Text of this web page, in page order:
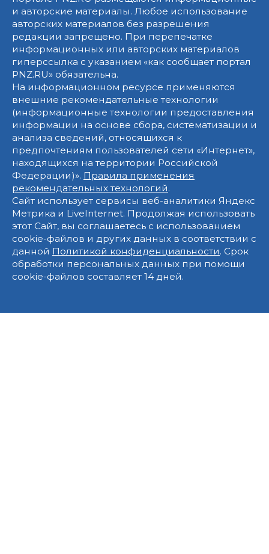
и авторские материалы. Любое использование
авторских материалов без разрешения
редакции запрещено. При перепечатке
информационных или авторских материалов
гиперссылка с указанием «как сообщает портал
PNZ.RU» обязательна.
На информационном ресурсе применяются
внешние рекомендательные технологии
(информационные технологии предоставления
информации на основе сбора, систематизации и
анализа сведений, относящихся к
предпочтениям пользователей сети «Интернет»,
находящихся на территории Российской
Федерации)». Правила применения
рекомендательных технологий.
Сайт использует сервисы веб-аналитики Яндекс
Метрика и LiveInternet. Продолжая использовать
этот Сайт, вы соглашаетесь с использованием
cookie-файлов и других данных в соответствии с
данной Политикой конфиденциальности. Срок
обработки персональных данных при помощи
cookie-файлов составляет 14 дней.